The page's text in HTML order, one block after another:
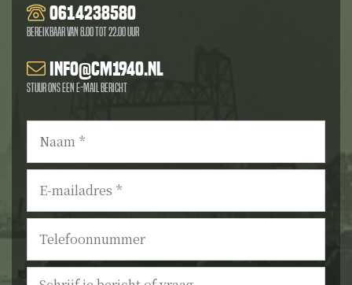
0614238580
Bereikbaar van 8.00 tot 22.00 uur
info@cm1940.nl
Stuur ons een e-mail bericht
Naam *
E-
mailadres *
Telefoonnummer
Bericht